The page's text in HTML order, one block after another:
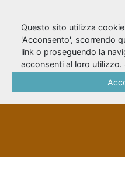
As you
TITOLI UNIFORMI
Questo sito utilizza
'Acconsento', scorrendo
link o proseguendo la
acconsenti al loro utilizzo.